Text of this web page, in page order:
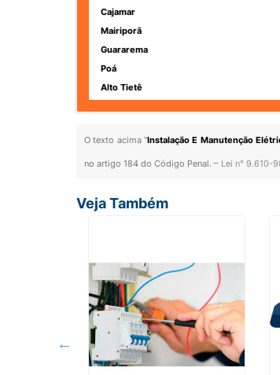
Cajamar
Mairiporã
Guararema
Poá
Alto Tietê
O texto acima "Instalação E Manutenção
no artigo 184 do Código Penal. – Lei n° 9.610-
Veja Também